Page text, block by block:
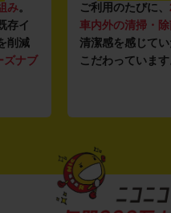
み。
存イ
削減
ズナブ
ご利用のたびに、
車内外の清掃・
清潔感を感じて
こだわっています